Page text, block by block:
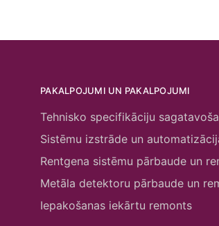
PAKALPOJUMI UN PAKALPOJUMI
Tehnisko specifikāciju
Sistēmu izstrāde un
Rentgena sistēmu pārbaude un
Metāla detektoru pārbaude un
Iepakošanas iekārtu remonts